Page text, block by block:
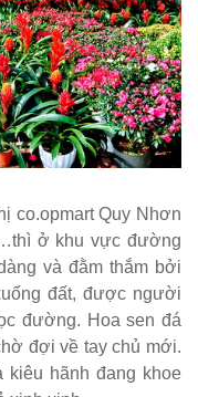
co.opmart Quy Nhơn
ở khu vực đường
và đằm thắm bởi
đất, được người
đường. Hoa sen đá
đợi về tay chủ mới.
hãnh đang khoe